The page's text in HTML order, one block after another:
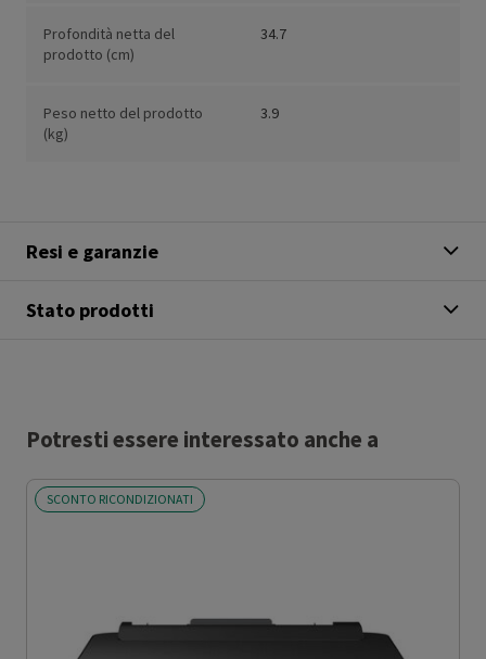
Profondità netta del
prodotto (cm)
34.7
Peso netto del prodotto
(kg)
3.9
Resi e garanzie
Stato prodotti
Potresti essere interessato anche a
SCONTO RICONDIZIONATI